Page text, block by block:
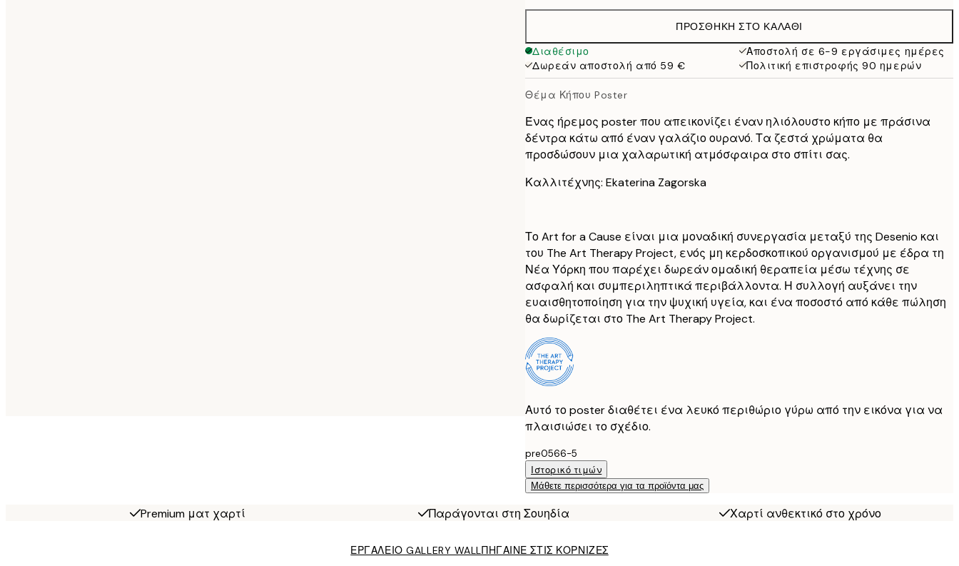
38 €
ΠΡΟΣΘΉΚΗ ΣΤΟ ΚΑΛΆΘΙ
Διαθέσιμο
Αποστολή σε 6-9 εργάσιμες ημέρες
Δωρεάν αποστολή από 59 €
Πολιτική επιστροφής 90 ημερών
Θέμα Κήπου Poster
Ένας ήρεμος poster που απεικονίζει έναν ηλιόλουστο κήπο με πράσινα
δέντρα κάτω από έναν γαλάζιο ουρανό. Τα ζεστά χρώματα θα
προσδώσουν μια χαλαρωτική ατμόσφαιρα στο σπίτι σας.
Καλλιτέχνης: Ekaterina Zagorska
Το Art for a Cause είναι μια μοναδική συνεργασία μεταξύ της Desenio και
του The Art Therapy Project, ενός μη κερδοσκοπικού οργανισμού με έδρα τη
Νέα Υόρκη που παρέχει δωρεάν ομαδική θεραπεία μέσω τέχνης σε
ασφαλή και συμπεριληπτικά περιβάλλοντα. Η συλλογή αυξάνει την
ευαισθητοποίηση για την ψυχική υγεία, και ένα ποσοστό από κάθε πώληση
θα δωρίζεται στο The Art Therapy Project.
Αυτό το poster διαθέτει ένα λευκό περιθώριο γύρω από την εικόνα για να
πλαισιώσει το σχέδιο.
pre0566-5
Ιστορικό τιμών
Μάθετε περισσότερα για τα προϊόντα μας
Premium ματ χαρτί Παράγονται στη Σουηδία Χαρτί ανθεκτικό στο χρόνο
ΕΡΓΑΛΕΙΟ GALLERY WALLΠΗΓΑΙΝΕ ΣΤΙΣ ΚΟΡΝΙΖΕΣ